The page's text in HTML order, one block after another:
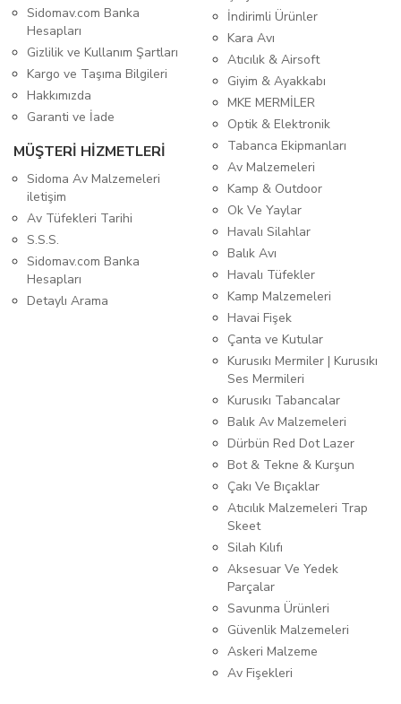
Sidomav.com Banka
Hesapları
Gizlilik ve Kullanım Şartları
Kargo ve Taşıma Bilgileri
Hakkımızda
Garanti ve İade
MÜŞTERİ HİZMETLERİ
Sidoma Av Malzemeleri
iletişim
Av Tüfekleri Tarihi
S.S.S.
Sidomav.com Banka
Hesapları
Detaylı Arama
İndirimli Ürünler
Kara Avı
Atıcılık & Airsoft
Giyim & Ayakkabı
MKE MERMİLER
Optik & Elektronik
Tabanca Ekipmanları
Av Malzemeleri
Kamp & Outdoor
Ok Ve Yaylar
Havalı Silahlar
Balık Avı
Havalı Tüfekler
Kamp Malzemeleri
Havai Fişek
Çanta ve Kutular
Kurusıkı Mermiler | Kurusıkı
Ses Mermileri
Kurusıkı Tabancalar
Balık Av Malzemeleri
Dürbün Red Dot Lazer
Bot & Tekne & Kurşun
Çakı Ve Bıçaklar
Atıcılık Malzemeleri Trap
Skeet
Silah Kılıfı
Aksesuar Ve Yedek
Parçalar
Savunma Ürünleri
Güvenlik Malzemeleri
Askeri Malzeme
Av Fişekleri